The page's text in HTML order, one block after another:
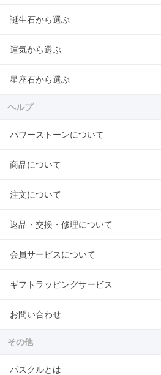
誕生石から選ぶ
運気から選ぶ
星座石から選ぶ
ヘルプ
パワーストーンについて
商品について
注文について
返品・交換・修理について
会員サービスについて
ギフトラッピングサービス
お問い合わせ
その他
パスクルとは